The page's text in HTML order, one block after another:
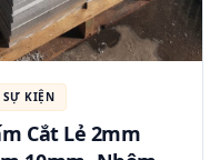
KIỆN
Cắt Lẻ 2mm